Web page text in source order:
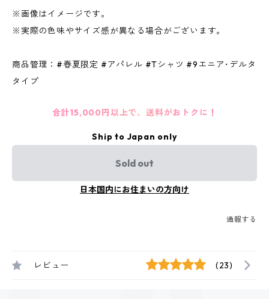
※画像はイメージです。
※実際の色味やサイズ感が異なる場合がございます。
商品管理：#春夏限定 #アパレル #Tシャツ #9エニア･デルタ
タイプ
合計15,000円以上で、送料がおトクに！
Ship to Japan only
Sold out
日本国内にお住まいの方向け
通報する
レビュー (23)